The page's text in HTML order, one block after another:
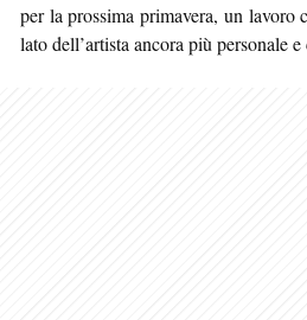
per la prossima primavera, un lavoro
lato dell’artista ancora più personale e